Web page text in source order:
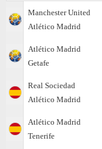
Manchester United
Atlético Madrid
Atlético Madrid
Getafe
Real Sociedad
Atlético Madrid
Atlético Madrid
Tenerife